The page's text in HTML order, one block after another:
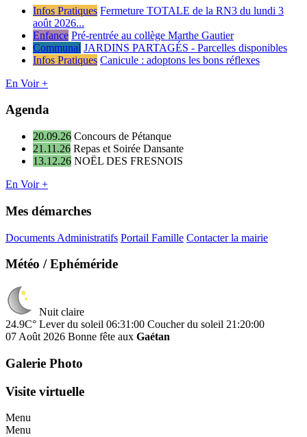
Infos Pratiques Fermeture TOTALE de la RN3 du lundi 3
août 2026...
Enfance Pré-rentrée au collège Marthe Gautier
Communal JARDINS PARTAGÉS - Parcelles disponibles
Infos Pratiques Canicule : adoptons les bons réflexes
En Voir +
Agenda
20.09.26 Concours de Pétanque
21.11.26 Repas et Soirée Dansante
13.12.26 NOËL DES FRESNOIS
En Voir +
Mes démarches
Documents Administratifs Portail Famille Contacter la mairie
Météo / Ephéméride
Nuit claire
24.9C° Lever du soleil 06:31:00 Coucher du soleil 21:20:00
07 Août 2026 Bonne fête aux Gaétan
Galerie Photo
Visite virtuelle
Menu
Menu